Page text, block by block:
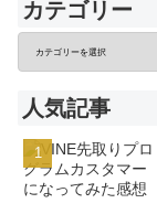
カテゴリー
人気記事